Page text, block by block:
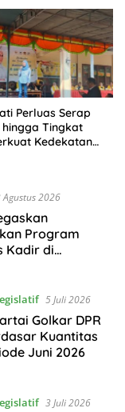
Perluas Serap
hingga Tingkat
Kedekatan
Agustus 2026
Program
Kadir di
5 Juli 2026
Golkar DPR
Kuantitas
Juni 2026
3 Juli 2026